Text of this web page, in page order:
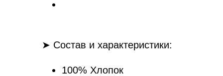
➤ Состав и характеристики:
100% Хлопок